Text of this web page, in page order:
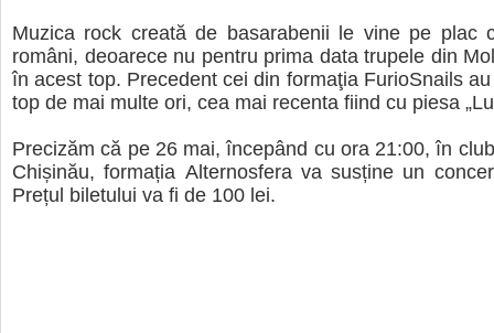
Muzica rock creată de basarabenii le vine pe plac
români, deoarece nu pentru prima data trupele din
în acest top. Precedent cei din formaţia FurioSnails
top de mai multe ori, cea mai recenta fiind cu piesa
Precizăm că pe 26 mai, începând cu ora 21:00, în
Chișinău, formația Alternosfera va susține un
Prețul biletului va fi de 100 lei.